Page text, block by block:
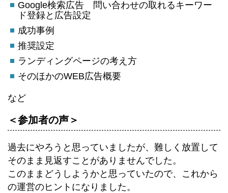
Google検索広告 問い合わせの取れるキーワー
ド登録と広告設定
成功事例
推奨設定
ランディングページの考え方
そのほかのWEB広告概要
など
＜参加者の声＞
過去にやろうと思っていましたが、難しく放置して
そのまま見返すことがありませんでした。
このままどうしようかと思っていたので、これから
の運営のヒントになりました。